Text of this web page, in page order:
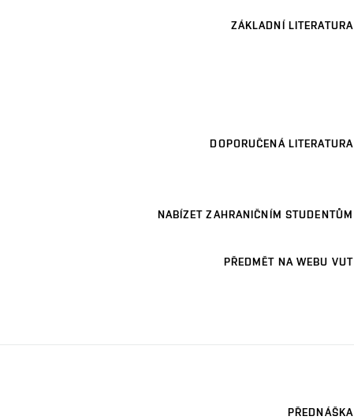
ZÁKLADNÍ LITERATURA
DOPORUČENÁ LITERATURA
NABÍZET ZAHRANIČNÍM STUDENTŮM
PŘEDMĚT NA WEBU VUT
PŘEDNÁŠKA